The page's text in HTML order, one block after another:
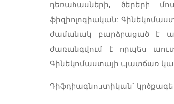
դեռահասների, ծերերի
ֆիզիոլոգիական:
ժամանակ բարձրացած է
ժառանգվում է որպես
Գինեկոմաստայի պատճառ
Դիֆդիագնոստիկան`